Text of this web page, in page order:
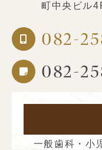
町中央ビル
082-
082-
一般歯科・小